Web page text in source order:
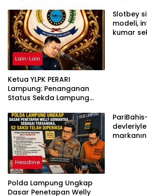
Lain-Lain
Ketua YLPK PERARI
Lampung: Penanganan
Status Sekda Lampung
Berdasarkan Aturan,
Bukan Tekanan Opini
Slotbey
modeli,
kumar
Headline
Polda Lampung Ungkap
Dasar Penetapan Welly